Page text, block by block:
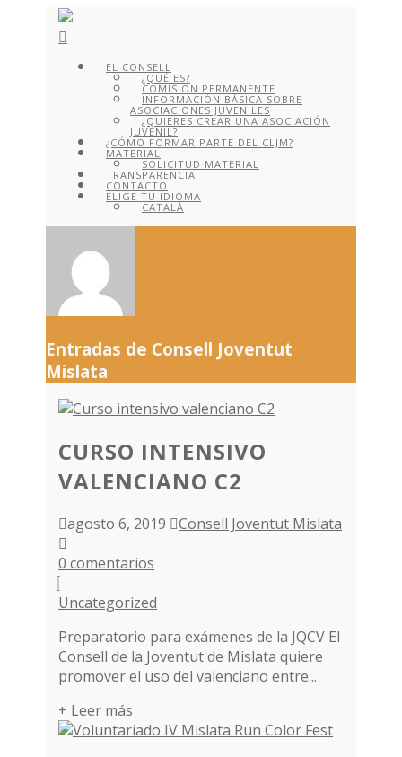
EL CONSELL
¿QUÉ ES?
COMISIÓN PERMANENTE
INFORMACIÓN BÁSICA SOBRE
ASOCIACIONES JUVENILES
¿QUIERES CREAR UNA ASOCIACIÓN
JUVENIL?
¿CÓMO FORMAR PARTE DEL CLJM?
MATERIAL
SOLICITUD MATERIAL
TRANSPARENCIA
CONTACTO
ELIGE TU IDIOMA
CATALÀ
Entradas de Consell Joventut
Mislata
CURSO INTENSIVO
VALENCIANO C2
agosto 6, 2019
Consell Joventut Mislata
0 comentarios
Uncategorized
Preparatorio para exámenes de la JQCV El
Consell de la Joventut de Mislata quiere
promover el uso del valenciano entre...
+ Leer más